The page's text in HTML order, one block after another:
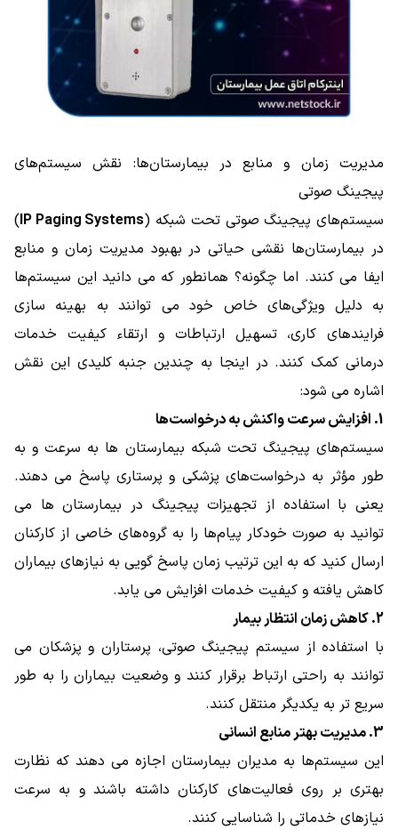
مدیریت زمان و منابع در بیمارستان‌ها: نقش سیستم‌های
پیجینگ صوتی
سیستم‌های پیجینگ صوتی تحت شبکه (IP Paging Systems
)
در بیمارستان‌ها نقشی حیاتی در بهبود مدیریت زمان و منابع
ایفا می ‌کنند. اما چگونه؟ همانطور که می دانید این سیستم‌ها
به دلیل ویژگی‌های خاص خود می‌ توانند به بهینه‌ سازی
فرایند‌های کاری، تسهیل ارتباطات و ارتقاء کیفیت خدمات
درمانی کمک کنند. در اینجا به چندین جنبه کلیدی این نقش
اشاره می ‌شود:
1. افزایش سرعت واکنش به درخواست‌ها
سیستم‌های پیجینگ تحت شبکه بیمارستان ها به ‌سرعت و به
‌طور مؤثر به درخواست‌های پزشکی و پرستاری پاسخ می دهند.
یعنی با استفاده از تجهیزات پیجینگ در بیمارستان ها می
توانید به صورت خودکار پیام‌ها را به گروه‌های خاصی از کارکنان
ارسال کنید که به این ترتیب زمان پاسخ ‌گویی به نیازهای بیماران
کاهش یافته و کیفیت خدمات افزایش می‌ یابد.
2. کاهش زمان انتظار بیمار
با استفاده از سیستم‌ پیجینگ صوتی، پرستاران و پزشکان می
‌توانند به راحتی ارتباط برقرار کنند و وضعیت بیماران را به‌ طور
سریع ‌تر به یکدیگر منتقل کنند.
3. مدیریت بهتر منابع انسانی
این سیستم‌ها به مدیران بیمارستان اجازه می‌ دهند که نظارت
بهتری بر روی فعالیت‌های کارکنان داشته باشند و به‌ سرعت
نیازهای خدماتی را شناسایی کنند.